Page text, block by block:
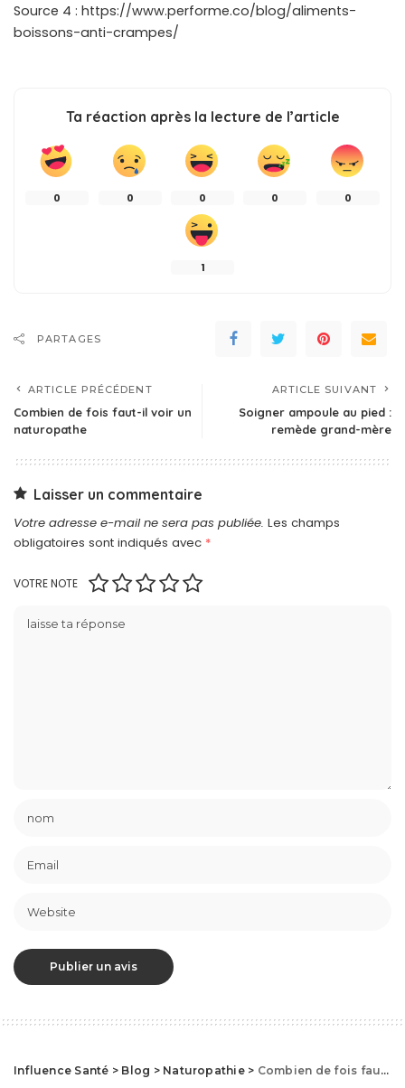
Source 4 : https://www.performe.co/blog/aliments-
boissons-anti-crampes/
Ta réaction après la lecture de l’article
0 0 0 0 0
1
PARTAGES
ARTICLE PRÉCÉDENT
Combien de fois faut-il voir un
naturopathe
ARTICLE SUIVANT
Soigner ampoule au pied :
remède grand-mère
Laisser un commentaire
Votre adresse e-mail ne sera pas publiée. Les champs
obligatoires sont indiqués avec *
VOTRE NOTE
Influence Santé > Blog > Naturopathie> Combien de fois faut-il voir un naturopathe